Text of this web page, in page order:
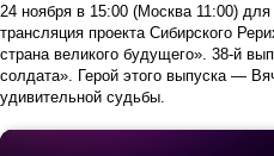
24 ноября в 15:00 (Москва 11:00)
трансляция проекта Сибирского
страна великого будущего». 38-й
солдата». Герой этого выпуска —
удивительной судьбы.